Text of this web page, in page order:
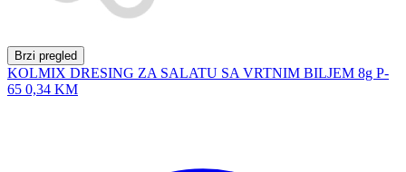
Brzi pregled
KOLMIX DRESING ZA SALATU SA VRTNIM BILJEM 8g P-
65 0,34 KM